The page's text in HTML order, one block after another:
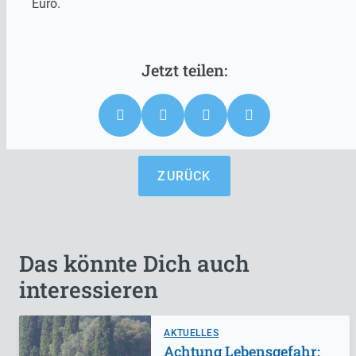
Euro.
ZURÜCK
Das könnte Dich auch
interessieren
AKTUELLES
Achtung Lebensgefahr: